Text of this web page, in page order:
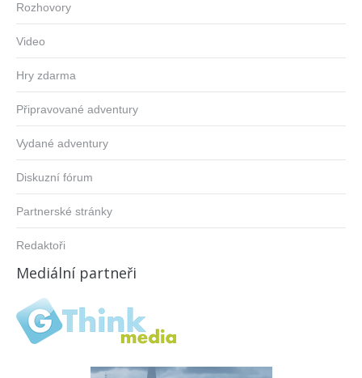
Rozhovory
Video
Hry zdarma
Připravované adventury
Vydané adventury
Diskuzní fórum
Partnerské stránky
Redaktoři
Mediální partneři